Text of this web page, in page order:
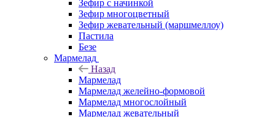
Зефир с начинкой
Зефир многоцветный
Зефир жевательный (маршмеллоу)
Пастила
Безе
Мармелад
Назад
Мармелад
Мармелад желейно-формовой
Мармелад многослойный
Мармелад жевательный